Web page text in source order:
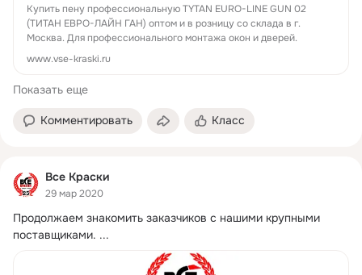
применяется для герметизации больших и маленьких щелей
в бетоне, гипсе, кирпиче, стекле, дереве и многих других
строительных материалах. ...
Купить пену профессиональную TYTAN EURO-LINE GUN 02
(ТИТАН ЕВРО-ЛАЙН ГАН) оптом и в розницу со склада в г.
Москва. Для профессионального монтажа окон и дверей.
www.vse-kraski.ru
Показать еще
Комментировать Класс
Все Краски
29 мар 2020
Продолжаем знакомить заказчиков с нашими крупными
поставщиками. ...